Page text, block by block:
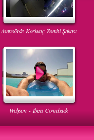
Asansörde Korkunç Zombi Şakası
Wolfson - Ibiza Comeback